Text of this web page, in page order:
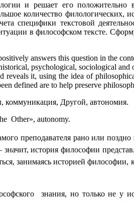
и решает его положительно
количество филологических,
специфики текстовой
в философском тексте.
answers this question in the
psychological, sociological
it, using the idea of
defined are to help preserve
Другой, автономия.
Other», autonomy.
преподавателя рано или
история философии
занимаясь историей
знания, но только не у